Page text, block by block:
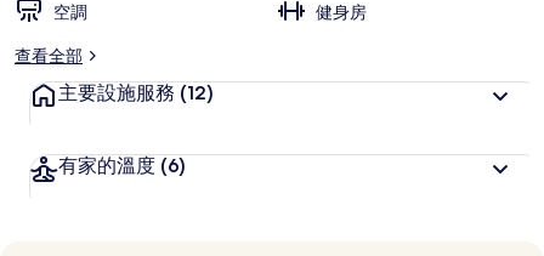
空調
健身房
查看全部
主要設施服務 (12)
有家的溫度 (6)